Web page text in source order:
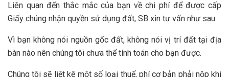
Liên quan đến thắc mắc của bạn về chi phí để được cấp
Giấy chúng nhận quyền sử dụng đất, SB xin tư vấn như sau:
Vì bạn không nói nguồn gốc đất, không nói vị trí đất tại địa
bàn nào nên chúng tôi chưa thể tính toán cho bạn được.
Chúng tôi sẽ liệt kê một số loại thuế, phí cơ bản phải nộp khi